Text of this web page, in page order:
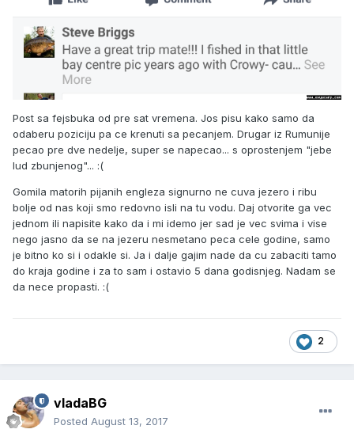
Post sa fejsbuka od pre sat vremena. Jos pisu kako samo da
odaberu poziciju pa ce krenuti sa pecanjem. Drugar iz Rumunije
pecao pre dve nedelje, super se napecao... s oprostenjem "jebe
lud zbunjenog"... :(
Gomila matorih pijanih engleza signurno ne cuva jezero i ribu
bolje od nas koji smo redovno isli na tu vodu. Daj otvorite ga vec
jednom ili napisite kako da i mi idemo jer sad je vec svima i vise
nego jasno da se na jezeru nesmetano peca cele godine, samo
je bitno ko si i odakle si. Ja i dalje gajim nade da cu zabaciti tamo
do kraja godine i za to sam i ostavio 5 dana godisnjeg. Nadam se
da nece propasti. :(
2
vladaBG
Posted August 13, 2017